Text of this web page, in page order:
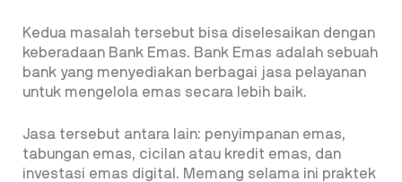
Kedua masalah tersebut bisa diselesaikan dengan
keberadaan Bank Emas. Bank Emas adalah sebuah
bank yang menyediakan berbagai jasa pelayanan
untuk mengelola emas secara lebih baik.
Jasa tersebut antara lain: penyimpanan emas,
tabungan emas, cicilan atau kredit emas, dan
investasi emas digital. Memang selama ini praktek